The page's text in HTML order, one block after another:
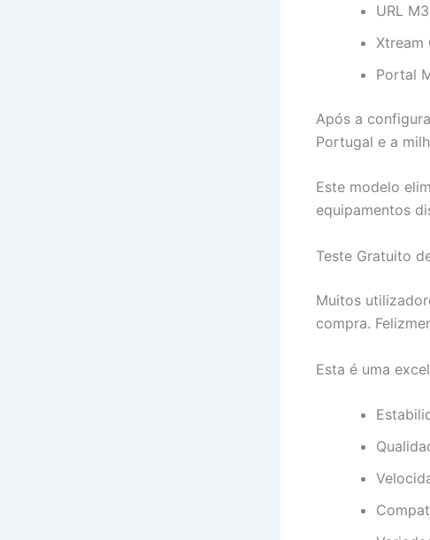
URL
Xtream
Portal
Após a
Portugal e a
Este modelo
equipamentos
Teste Gratuito
Muitos
compra.
Esta é uma